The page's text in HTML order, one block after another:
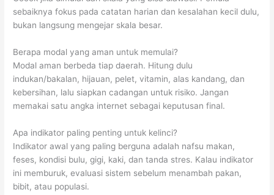
sebaiknya fokus pada catatan harian dan kesalahan kecil dulu,
bukan langsung mengejar skala besar.
Berapa modal yang aman untuk memulai?
Modal aman berbeda tiap daerah. Hitung dulu
indukan/bakalan, hijauan, pelet, vitamin, alas kandang, dan
kebersihan, lalu siapkan cadangan untuk risiko. Jangan
memakai satu angka internet sebagai keputusan final.
Apa indikator paling penting untuk kelinci?
Indikator awal yang paling berguna adalah nafsu makan,
feses, kondisi bulu, gigi, kaki, dan tanda stres. Kalau indikator
ini memburuk, evaluasi sistem sebelum menambah pakan,
bibit, atau populasi.